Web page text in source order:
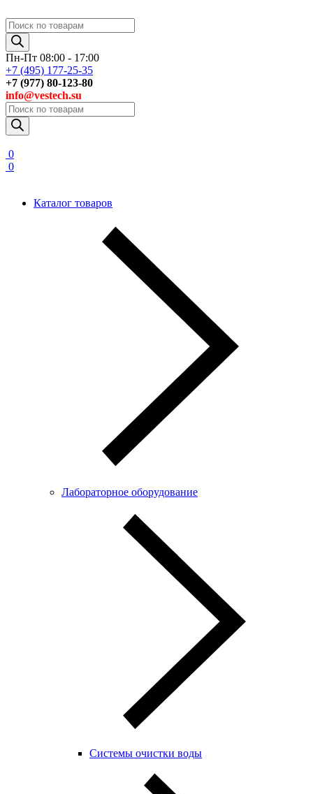
Поиск
товаров
Пн-Пт 08:00 - 17:00
+7 (495) 177-25-35
+7 (977) 80-123-80
info@vestech.su
Поиск
товаров
0
0
Каталог товаров
Лабораторное оборудование
Системы очистки воды